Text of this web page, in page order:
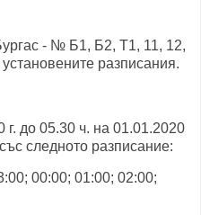
- № Б1, Б2, Т1, 11, 12,
разписания.
г. до 05.30 ч. на 01.01.2020
следното разписание:
00:00; 01:00; 02:00;